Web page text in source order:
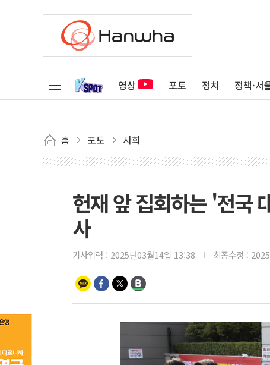
영상 포토 정치 정책·서
홈 포토 사회
헌재 앞 집회하는 '전국
사
기사입력 : 2025년03월14일 13:38 최종수정 :